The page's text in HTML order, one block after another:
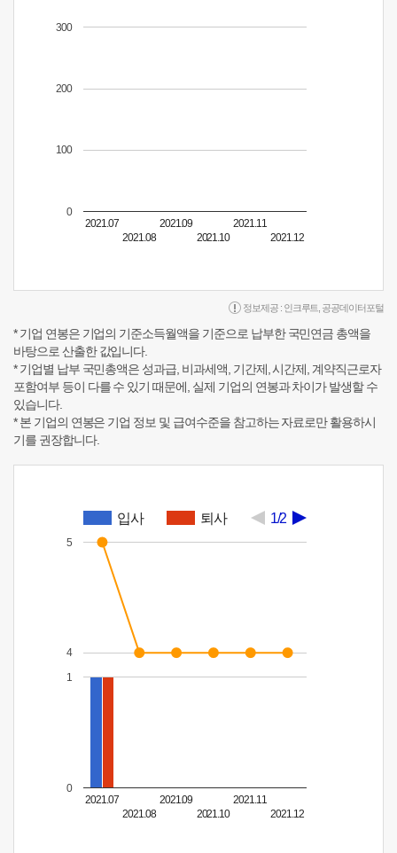
2021.07
2021.08
2021.09
2021.10
2021.11
2021.12
0
100
200
300
정보제공 : 인크루트 공공데이터포털
* 기업 연봉은 기업의 기준소득월액을 기준으로 납부한 국민연금 총액을
바탕으로 산출한 값입니다.
* 기업별 납부 국민총액은 성과급, 비과세액, 기간제, 시간제, 계약직근로자
포함여부 등이 다를 수 있기 때문에, 실제 기업의 연봉과 차이가 발생할 수
있습니다.
* 본 기업의 연봉은 기업 정보 및 급여수준을 참고하는 자료로만 활용하시
기를 권장합니다.
입사 퇴사 1/2
2021.07
2021.08
2021.09
2021.10
2021.11
2021.12
0
1
4
5